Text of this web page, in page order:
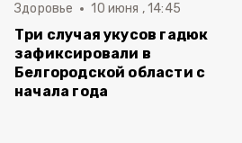
Здоровье 10 июня , 14:45
Три случая укусов гадюк
зафиксировали в
Белгородской области с
начала года